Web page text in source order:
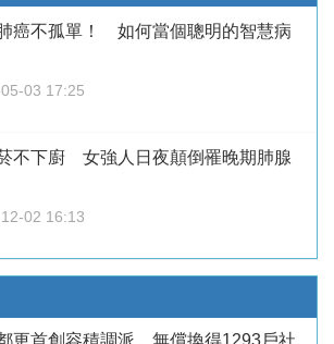
癌不孤單！ 如何當個聰明的智慧病
03 17:25
不下廚 女強人日夜顛倒罹晚期肺腺
02 16:13
更首創容積調派 無償換得1293戶社